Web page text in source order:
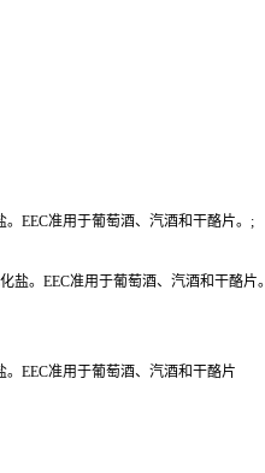
EEC准用于葡萄酒、汽酒和干酪片。;
盐。EEC准用于葡萄酒、汽酒和干酪片。
EEC准用于葡萄酒、汽酒和干酪片